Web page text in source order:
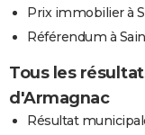
Prix immobilier à
Référendum à
Tous les
d'Armagnac
Résultat